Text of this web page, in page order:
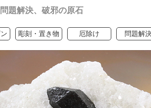
問題解決、破邪の原石
彫刻・置き物 厄除け 問題解